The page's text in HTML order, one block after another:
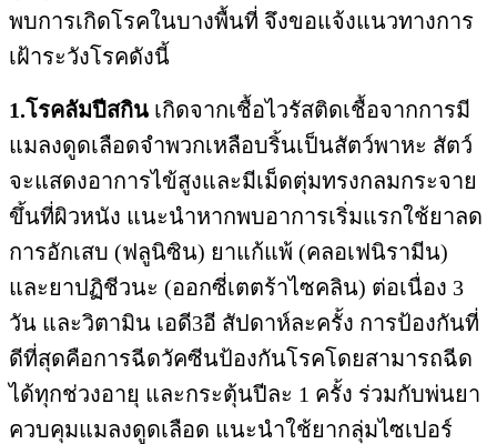
พบการเกิดโรคในบางพื้นที่ จึงขอแจ้งแนวทางการ
เฝ้าระวังโรคดังนี้
1.โรคลัมปีสกิน เกิดจากเชื้อไวรัสติดเชื้อจากการมี
แมลงดูดเลือดจำพวกเหลือบริ้นเป็นสัตว์พาหะ สัตว์
จะแสดงอาการไข้สูงและมีเม็ดตุ่มทรงกลมกระจาย
ขึ้นที่ผิวหนัง แนะนำหากพบอาการเริ่มแรกใช้ยาลด
การอักเสบ (ฟลูนิซิน) ยาแก้แพ้ (คลอเฟนิรามีน)
และยาปฏิชีวนะ (ออกซี่เตตร้าไซคลิน) ต่อเนื่อง 3
วัน และวิตามิน เอดี3อี สัปดาห์ละครั้ง การป้องกันที่
ดีที่สุดคือการฉีดวัคซีนป้องกันโรคโดยสามารถฉีด
ได้ทุกช่วงอายุ และกระตุ้นปีละ 1 ครั้ง ร่วมกับพ่นยา
ควบคุมแมลงดูดเลือด แนะนำใช้ยากลุ่มไซเปอร์